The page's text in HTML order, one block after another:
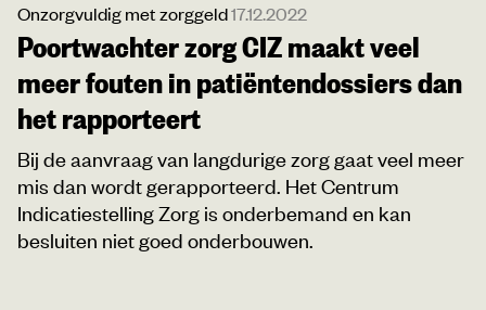
Onzorgvuldig met zorggeld17.12.2022
Poortwachter zorg CIZ maakt veel
meer fouten in patiëntendossiers dan
het rapporteert
Bij de aanvraag van langdurige zorg gaat veel meer
mis dan wordt gerapporteerd. Het Centrum
Indicatiestelling Zorg is onderbemand en kan
besluiten niet goed onderbouwen.